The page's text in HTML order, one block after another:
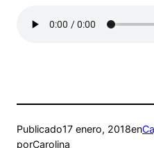
Publicado17 enero, 2018en
porCarolina